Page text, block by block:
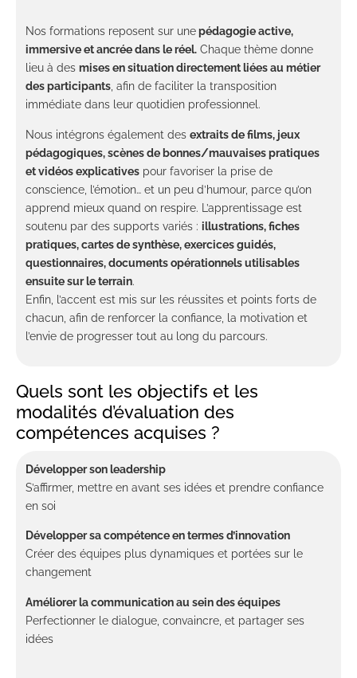
Nos formations reposent sur unepédagogie active,
immersive et ancrée dans le réel. Chaque thème donne
lieu à des mises en situation directement liées au métier
des participants , afin de faciliter la transposition
immédiate dans leur quotidien professionnel.
Nous intégrons également des extraits de films, jeux
pédagogiques, scènes de bonnes/mauvaises pratiques
et vidéos explicatives pour favoriser la prise de
conscience, l’émotion… et un peu d’humour, parce qu’on
apprend mieux quand on respire. L’apprentissage est
soutenu par des supports variés : illustrations, fiches
pratiques, cartes de synthèse, exercices guidés,
questionnaires, documents opérationnels utilisables
ensuite sur le terrain.
Enfin, l’accent est mis sur les réussites et points forts de
chacun, afin de renforcer la confiance, la motivation et
l’envie de progresser tout au long du parcours.
Quels sont les objectifs et les
modalités d’évaluation des
compétences acquises ?
Développer son leadership
S’affirmer, mettre en avant ses idées et prendre confiance
en soi
Développer sa compétence en termes d’innovation
Créer des équipes plus dynamiques et portées sur le
changement
Améliorer la communication au sein des équipes
Perfectionner le dialogue, convaincre, et partager ses
idées